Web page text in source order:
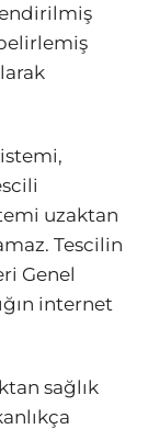
uzaktan
Tescilin
Genel
internet
sağlık